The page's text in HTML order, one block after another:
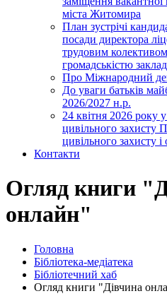
міста Житомира
План зустрічі
посади директора
трудовим
громадськістю
Про Міжнародний
До уваги батьків
2026/2027 н.р.
24 квітня 2026 року
цивільного захисту
цивільного захисту
Контакти
Огляд книги
онлайн"
Головна
Бібліотека-медіатека
Бібліотечний хаб
Огляд книги "Дівчина